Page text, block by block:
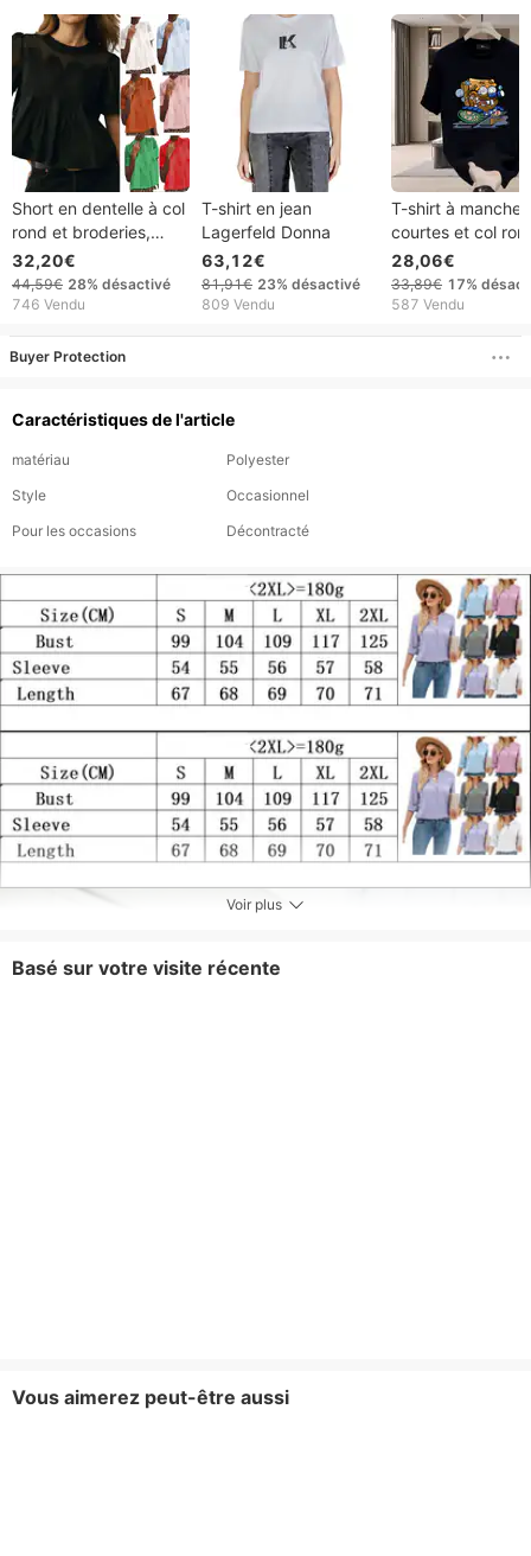
Short en dentelle à col
rond et broderies,
couleur unie, ourlet
ample, style européen
et américain (2026)
32,20€
44,59€ 28% désactivé
746 Vendu
T-shirt en jean
Lagerfeld Donna
63,12€
81,91€ 23% désactivé
809 Vendu
T-shirt à manches
courtes et col
pour femme, de
qualité, 2024,
28,06€
33,89€ 17%
587 Vendu
Buyer Protection
Caractéristiques de l'article
matériau
Polyester
Style
Occasionnel
Pour les occasions
Décontracté
Voir plus
Basé sur votre visite récente
Vous aimerez peut-être aussi